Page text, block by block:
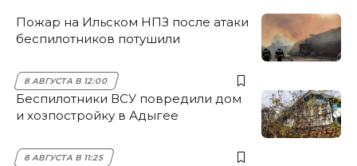
Пожар на Ильском НПЗ после атаки
беспилотников потушили
8 АВГУСТА В 12:00
Беспилотники ВСУ повредили дом
и хозпостройку в Адыгее
8 АВГУСТА В 11:25